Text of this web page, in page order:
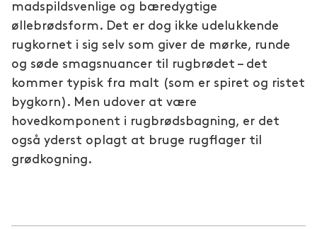
madspildsvenlige og bæredygtige
øllebrødsform. Det er dog ikke udelukkende
rugkornet i sig selv som giver de mørke, runde
og søde smagsnuancer til rugbrødet – det
kommer typisk fra malt (som er spiret og ristet
bygkorn). Men udover at være
hovedkomponent i rugbrødsbagning, er det
også yderst oplagt at bruge rugflager til
grødkogning.